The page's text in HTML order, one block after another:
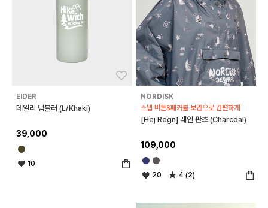
좋아요
EIDER
데일리 텀블러 (L/Khaki)
39,000
10
NORDISK
스냅 버튼&패커블 보관으로 간편하게
[Hej Regn] 레인 판초 (Charcoal)
109,000
20 4 (2)